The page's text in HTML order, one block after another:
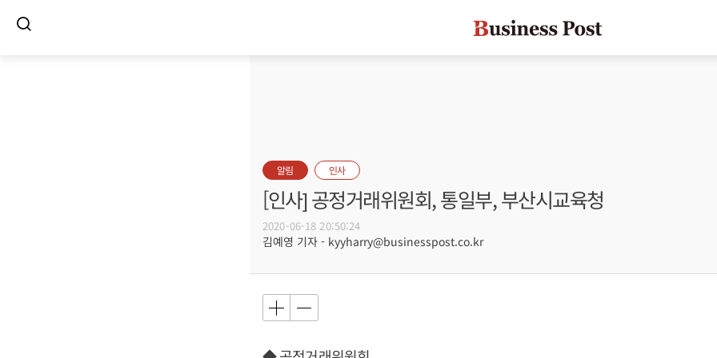
알림 인사
[인사] 공정거래위원회, 통일부, 부산시교육청
2020-06-18 20:50:24
김예영 기자 - kyyharry@businesspost.co.kr